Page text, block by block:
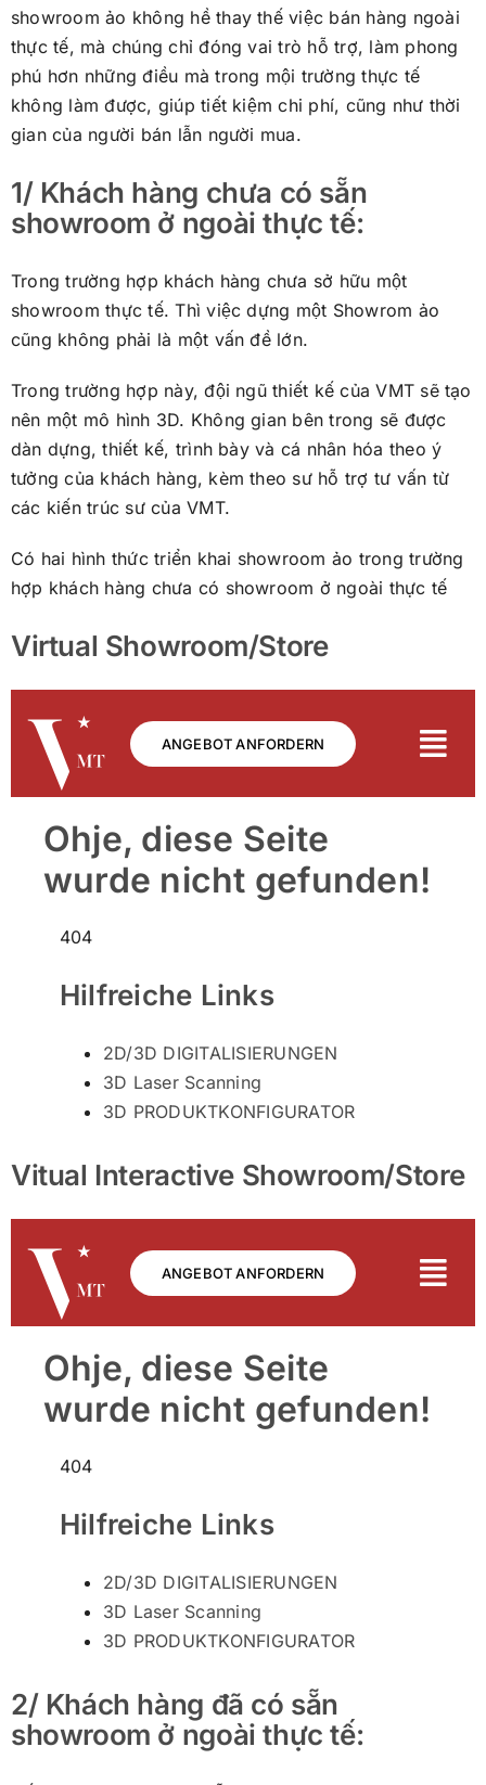
showroom ảo không hề thay thế việc bán hàng ngoài
thực tế, mà chúng chỉ đóng vai trò hỗ trợ, làm phong
phú hơn những điều mà trong mội trường thực tế
không làm được, giúp tiết kiệm chi phí, cũng như thời
gian của người bán lẫn người mua.
1/ Khách hàng chưa có sẵn
showroom ở ngoài thực tế:
Trong trường hợp khách hàng chưa sở hữu một
showroom thực tế. Thì việc dựng một Showrom ảo
cũng không phải là một vấn đề lớn.
Trong trường hợp này, đội ngũ thiết kế của VMT sẽ tạo
nên một mô hình 3D. Không gian bên trong sẽ được
dàn dựng, thiết kế, trình bày và cá nhân hóa theo ý
tưởng của khách hàng, kèm theo sư hỗ trợ tư vấn từ
các kiến trúc sư của VMT.
Có hai hình thức triển khai showroom ảo trong trường
hợp khách hàng chưa có showroom ở ngoài thực tế
Virtual Showroom/Store
Vitual Interactive Showroom/Store
2/ Khách hàng đã có sẵn
showroom ở ngoài thực tế: